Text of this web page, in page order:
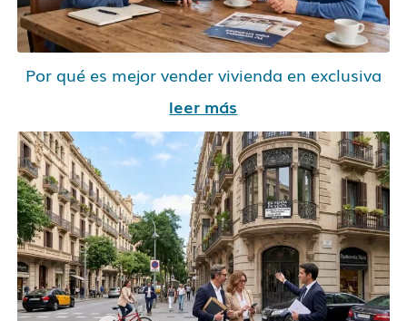
Por qué es mejor vender vivienda en exclusiva
leer más